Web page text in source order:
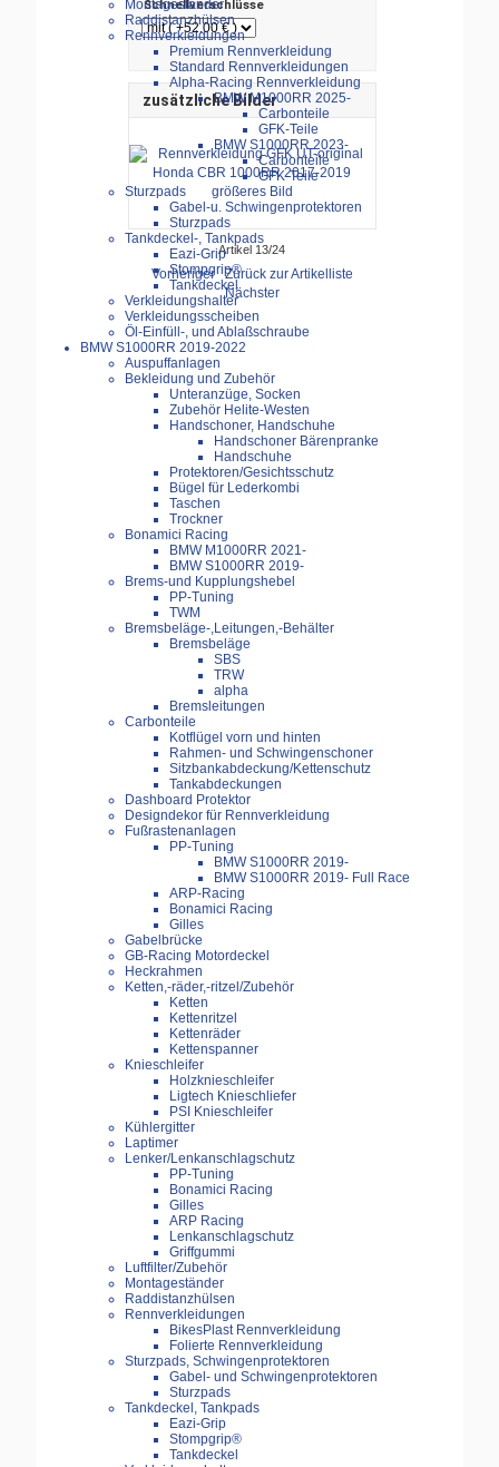
Montageständer
Raddistanzhülsen
Rennverkleidungen
Premium Rennverkleidung
Standard Rennverkleidungen
Alpha-Racing Rennverkleidung
BMW M1000RR 2025-
Carbonteile
GFK-Teile
BMW S1000RR 2023-
Carbonteile
GFK-Teile
Sturzpads
Gabel-u. Schwingenprotektoren
Sturzpads
Tankdeckel-, Tankpads
Eazi-Grip
Stompgrip®
Tankdeckel
Verkleidungshalter
Verkleidungsscheiben
Öl-Einfüll-, und Ablaßschraube
BMW S1000RR 2019-2022
Auspuffanlagen
Bekleidung und Zubehör
Unteranzüge, Socken
Zubehör Helite-Westen
Handschoner, Handschuhe
Handschoner Bärenpranke
Handschuhe
Protektoren/Gesichtsschutz
Bügel für Lederkombi
Taschen
Trockner
Bonamici Racing
BMW M1000RR 2021-
BMW S1000RR 2019-
Brems-und Kupplungshebel
PP-Tuning
TWM
Bremsbeläge-,Leitungen,-Behälter
Bremsbeläge
SBS
TRW
alpha
Bremsleitungen
Carbonteile
Kotflügel vorn und hinten
Rahmen- und Schwingenschoner
Sitzbankabdeckung/Kettenschutz
Tankabdeckungen
Dashboard Protektor
Designdekor für Rennverkleidung
Fußrastenanlagen
PP-Tuning
BMW S1000RR 2019-
BMW S1000RR 2019- Full Race
ARP-Racing
Bonamici Racing
Gilles
Gabelbrücke
GB-Racing Motordeckel
Heckrahmen
Ketten,-räder,-ritzel/Zubehör
Ketten
Kettenritzel
Kettenräder
Kettenspanner
Knieschleifer
Holzknieschleifer
Ligtech Knieschliefer
PSI Knieschleifer
Kühlergitter
Laptimer
Lenker/Lenkanschlagschutz
PP-Tuning
Bonamici Racing
Gilles
ARP Racing
Lenkanschlagschutz
Griffgummi
Luftfilter/Zubehör
Montageständer
Raddistanzhülsen
Rennverkleidungen
BikesPlast Rennverkleidung
Folierte Rennverkleidung
Sturzpads, Schwingenprotektoren
Gabel- und Schwingenprotektoren
Sturzpads
Tankdeckel, Tankpads
Eazi-Grip
Stompgrip®
Tankdeckel
Schnellverschlüsse
zusätzliche Bilder
größeres Bild
Artikel 13/24
Vorheriger Zurück zur Artikelliste
Nächster